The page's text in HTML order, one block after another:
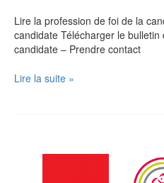
–
2ème
circonscription
Morbihan
Lire la profession de foi de la
candidate Télécharger le bulletin
candidate – Prendre contact
Documents
Lire la suite »